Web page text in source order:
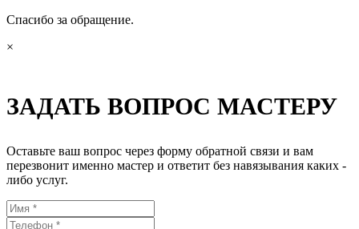
Спасибо за обращение.
×
ЗАДАТЬ ВОПРОС МАСТЕРУ
Оставьте ваш вопрос через форму обратной связи и вам
перезвонит именно мастер и ответит без навязывания каких -
либо услуг.